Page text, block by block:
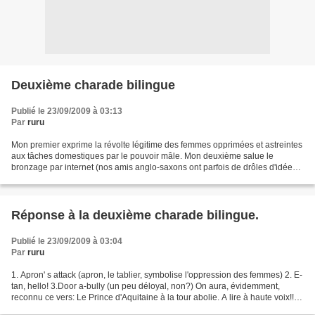
Deuxième charade bilingue
Publié le 23/09/2009 à 03:13
Par ruru
Mon premier exprime la révolte légitime des femmes opprimées et astreintes
aux tâches domestiques par le pouvoir mâle. Mon deuxième salue le
bronzage par internet (nos amis anglo-saxons ont parfois de drôles d'idées)
Réponse à la deuxième charade bilingue.
Publié le 23/09/2009 à 03:04
Par ruru
1. Apron' s attack (apron, le tablier, symbolise l'oppression des femmes) 2. E-
tan, hello! 3.Door a-bully (un peu déloyal, non?) On aura, évidemment,
reconnu ce vers: Le Prince d'Aquitaine à la tour abolie. A lire à haute voix!!!!